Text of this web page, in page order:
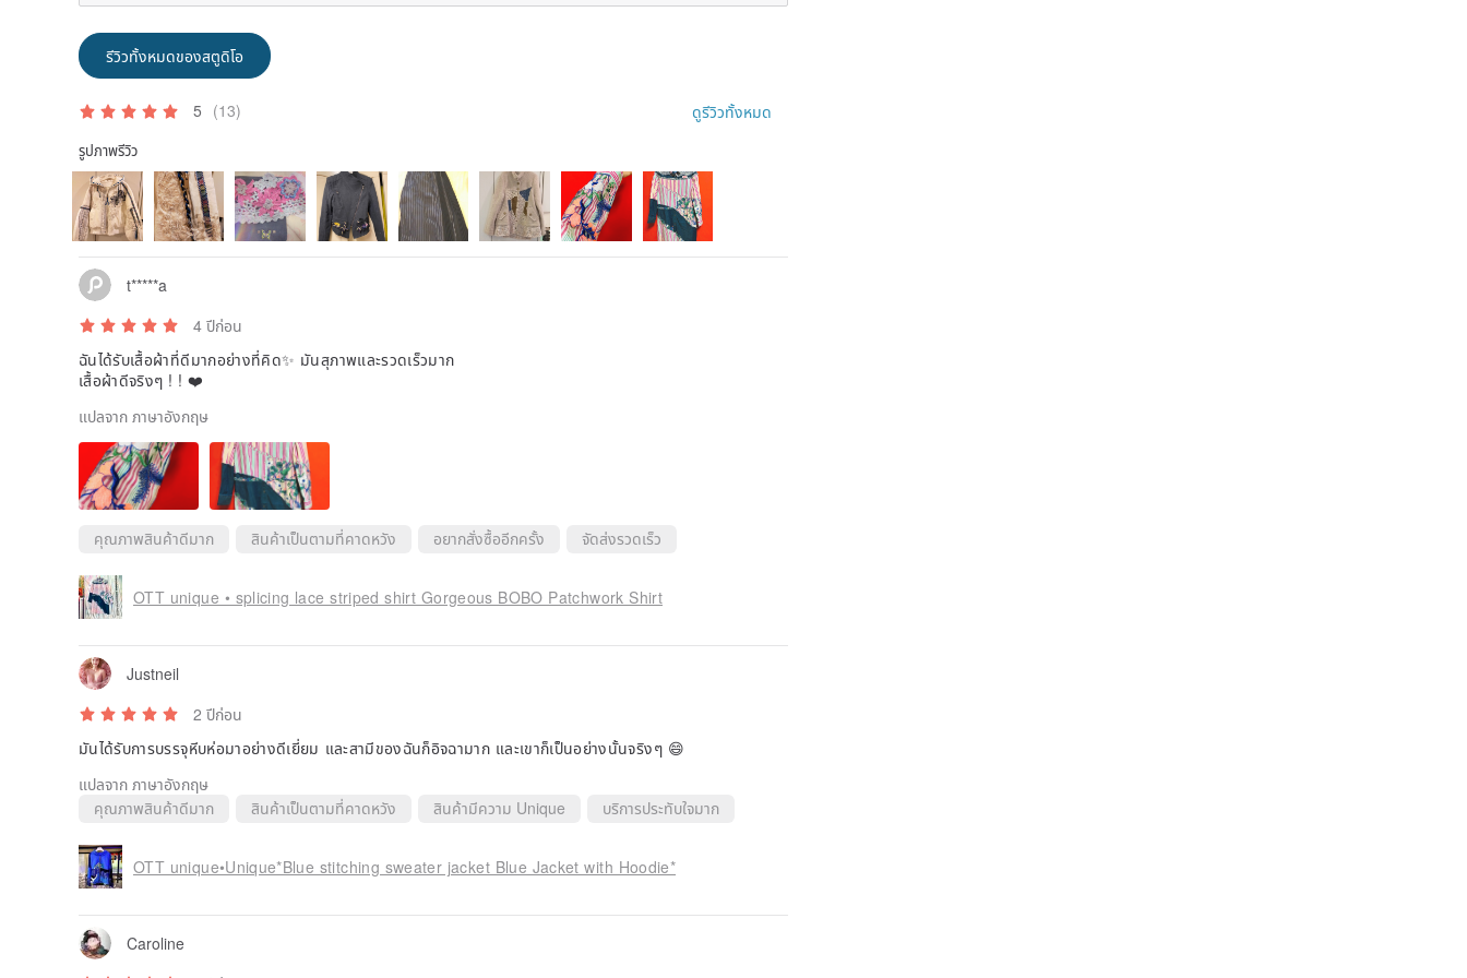
รีวิวทั้งหมดของสตูดิโอ
5 (13) ดูรีวิวทั้งหมด
รูปภาพรีวิว
t*****a
4 ปีก่อน
ฉันได้รับเสื้อผ้าที่ดีมากอย่างที่คิด✨ มันสุภาพและรวดเร็วมาก
เสื้อผ้าดีจริงๆ ! ! ❤️
แปลจาก ภาษาอังกฤษ
คุณภาพสินค้าดีมาก สินค้าเป็นตามที่คาดหวัง อยากสั่งซื้ออีกครั้ง จัดส่งรวดเร็ว
OTT unique • splicing lace striped shirt Gorgeous BOBO Patchwork Shirt
Justneil
2 ปีก่อน
มันได้รับการบรรจุหีบห่อมาอย่างดีเยี่ยม และสามีของฉันก็อิจฉามาก และเขาก็เป็นอย่างนั้นจริงๆ 😄
แปลจาก ภาษาอังกฤษ
คุณภาพสินค้าดีมาก
สินค้าเป็นตามที่คาดหวัง สินค้ามีความ Unique บริการประทับใจมาก
OTT unique•Unique*Blue stitching sweater jacket Blue Jacket with Hoodie*
Caroline